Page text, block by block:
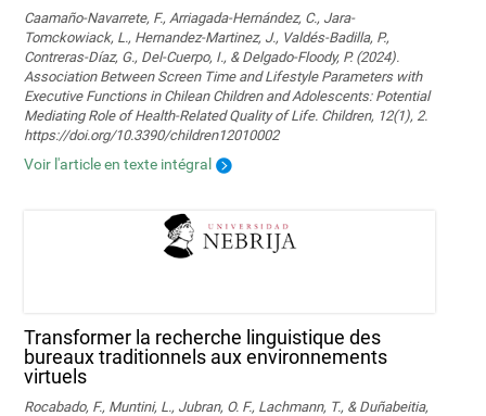
Caamaño-Navarrete, F., Arriagada-Hernández, C., Jara-
Tomckowiack, L., Hernandez-Martinez, J., Valdés-Badilla, P.,
Contreras-Díaz, G., Del-Cuerpo, I., & Delgado-Floody, P. (2024).
Association Between Screen Time and Lifestyle Parameters with
Executive Functions in Chilean Children and Adolescents: Potential
Mediating Role of Health-Related Quality of Life. Children, 12(1), 2.
https://doi.org/10.3390/children12010002
Voir l'article en texte intégral
Transformer la recherche linguistique des
bureaux traditionnels aux environnements
virtuels
Rocabado, F., Muntini, L., Jubran, O. F., Lachmann, T., & Duñabeitia,